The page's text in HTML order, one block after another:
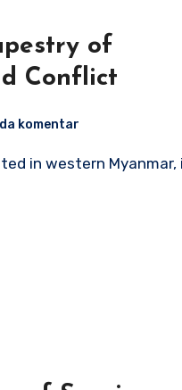
of
Conflict
komentar